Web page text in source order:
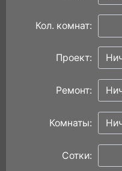
Кол. комнат:
Проект:
Ремонт:
Комнаты:
Сотки: